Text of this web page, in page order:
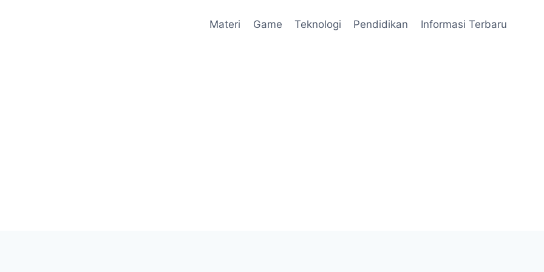
Materi Game Teknologi Pendidikan Informasi Terbaru